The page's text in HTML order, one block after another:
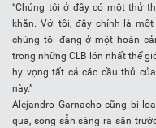
“Chúng tôi ở đây có một thử
khăn. Với tôi, đây chính là
chúng tôi đang ở một hoàn
trong những CLB lớn nhất thế
hy vọng tất cả các cầu thủ
này.”
Alejandro Garnacho cũng bị
qua, song sẵn sàng ra sân